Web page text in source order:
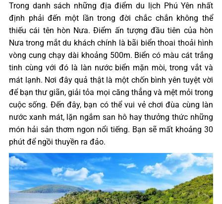
Trong danh sách những địa điểm du lịch Phú Yên nhất
định phải đến một lần trong đời chắc chắn không thể
thiếu cái tên hòn Nưa. Điểm ấn tượng đầu tiên của hòn
Nưa trong mắt du khách chính là bãi biển thoai thoải hình
vòng cung chạy dài khoảng 500m. Biển có màu cát trắng
tinh cùng với đó là làn nước biển mặn mòi, trong vắt và
mát lạnh. Nơi đây quả thật là một chốn bình yên tuyệt vời
để bạn thư giãn, giải tỏa mọi căng thẳng và mệt mỏi trong
cuộc sống. Đến đây, bạn có thể vui vẻ chơi đùa cùng làn
nước xanh mát, lặn ngắm san hô hay thưởng thức những
món hải sản thơm ngon nổi tiếng. Bạn sẽ mất khoảng 30
phút để ngồi thuyền ra đảo.